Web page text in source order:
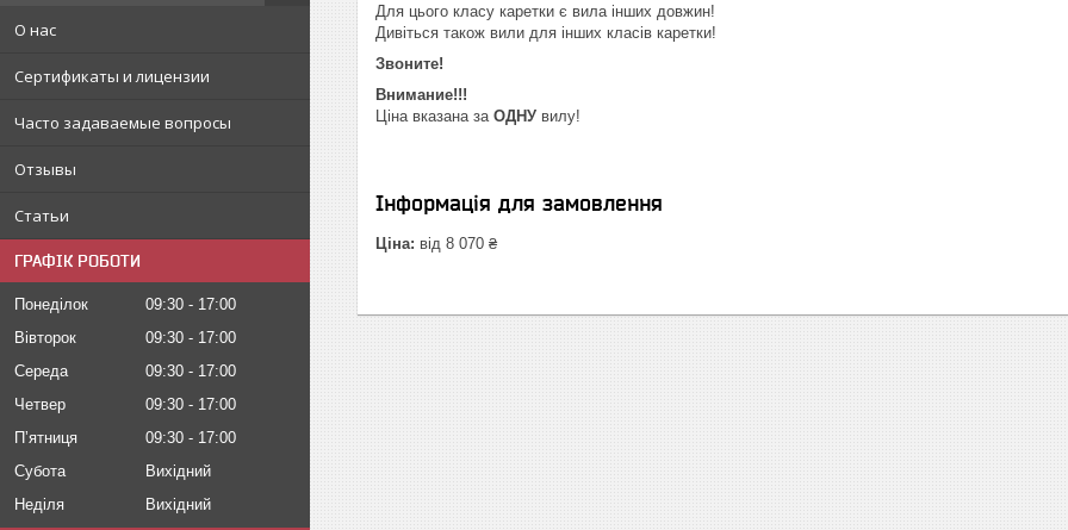
О нас
Сертификаты и лицензии
Часто задаваемые вопросы
Отзывы
Статьи
ГРАФІК РОБОТИ
Понеділок 09:30
17:00
Вівторок
09:30
17:00
Середа
09:30
17:00
Четвер
09:30
17:00
Пʼятниця
09:30
17:00
Субота
Вихідний
Неділя
Вихідний
Для цього класу каретки є вила інших довжин!
Дивіться також вили для інших класів каретки!
Звоните!
Внимание!!!
Ціна вказана за ОДНУ вилу!
Інформація для замовлення
Ціна: від 8 070 ₴